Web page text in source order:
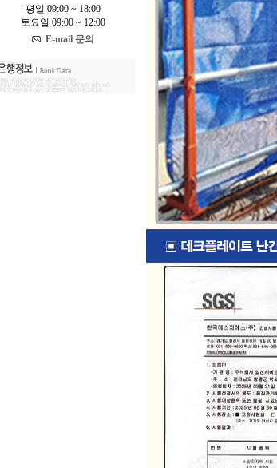
평일 09:00 ~ 18:00
토요일 09:00 ~ 12:00
E-mail 문의